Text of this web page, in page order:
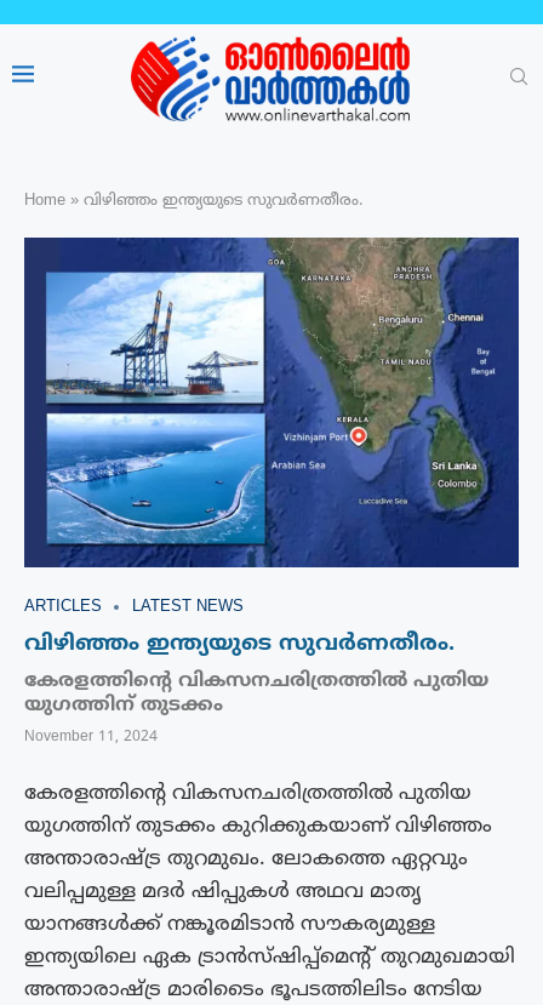
Home » വിഴിഞ്ഞം ഇന്ത്യയുടെ സുവർണതീരം.
ARTICLES LATEST NEWS
വിഴിഞ്ഞം ഇന്ത്യയുടെ സുവർണതീരം.
കേരളത്തിന്റെ വികസനചരിത്രത്തിൽ പുതിയ
യുഗത്തിന് തുടക്കം
November 11, 2024
കേരളത്തിന്‍റെ വികസനചരിത്രത്തിൽ പുതിയ
യുഗത്തിന് തുടക്കം കുറിക്കുകയാണ് വിഴിഞ്ഞം
അന്താരാഷ്ട്ര തുറമുഖം. ലോകത്തെ ഏറ്റവും
വലിപ്പമുള്ള മദര്‍ ഷിപ്പുകള്‍ അഥവ മാതൃ
യാനങ്ങള്‍ക്ക് നങ്കൂരമിടാന്‍ സൗകര്യമുള്ള
ഇന്ത്യയിലെ ഏക ട്രാന്‍സ്ഷിപ്പ്‌മെന്‍റ് തുറമുഖമായി
അന്താരാഷ്ട്ര മാരിടൈം ഭൂപടത്തിലിടം നേടിയ